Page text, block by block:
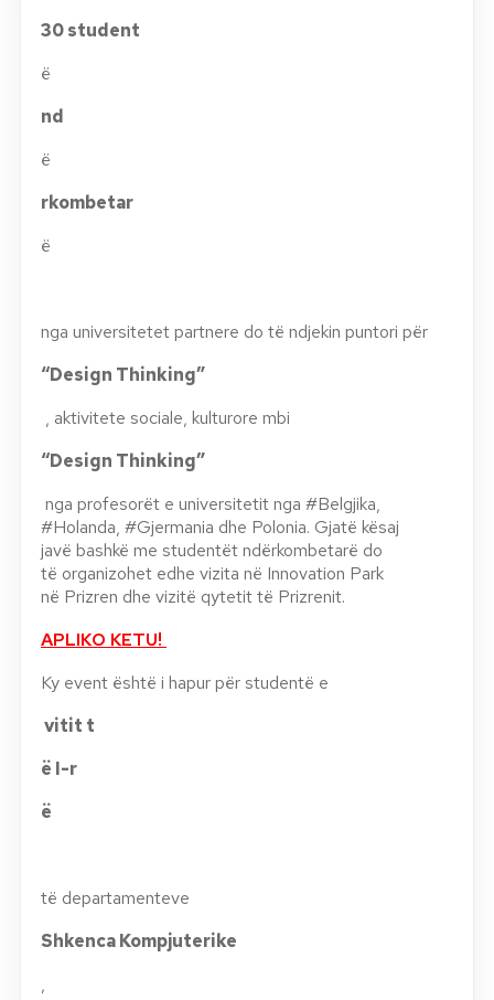
30 student
ë
nd
ë
rkombetar
ë
nga universitetet partnere do të ndjekin puntori për
“Design Thinking”
, aktivitete sociale, kulturore mbi
“Design Thinking”
nga profesorët e universitetit nga #Belgjika,
#Holanda, #Gjermania dhe Polonia. Gjatë kësaj
javë bashkë me studentët ndërkombetarë do
të organizohet edhe vizita në Innovation Park
në Prizren dhe vizitë qytetit të Prizrenit.
APLIKO KETU!
Ky event është i hapur për studentë e
vitit t
ë I-r
ë
të departamenteve
Shkenca Kompjuterike
,